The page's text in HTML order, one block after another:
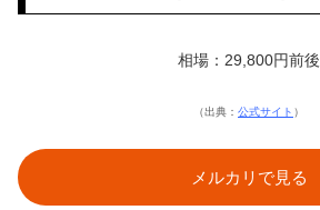
相場：29,800円前後
（出典： 公式サイト ）
メルカリで見る